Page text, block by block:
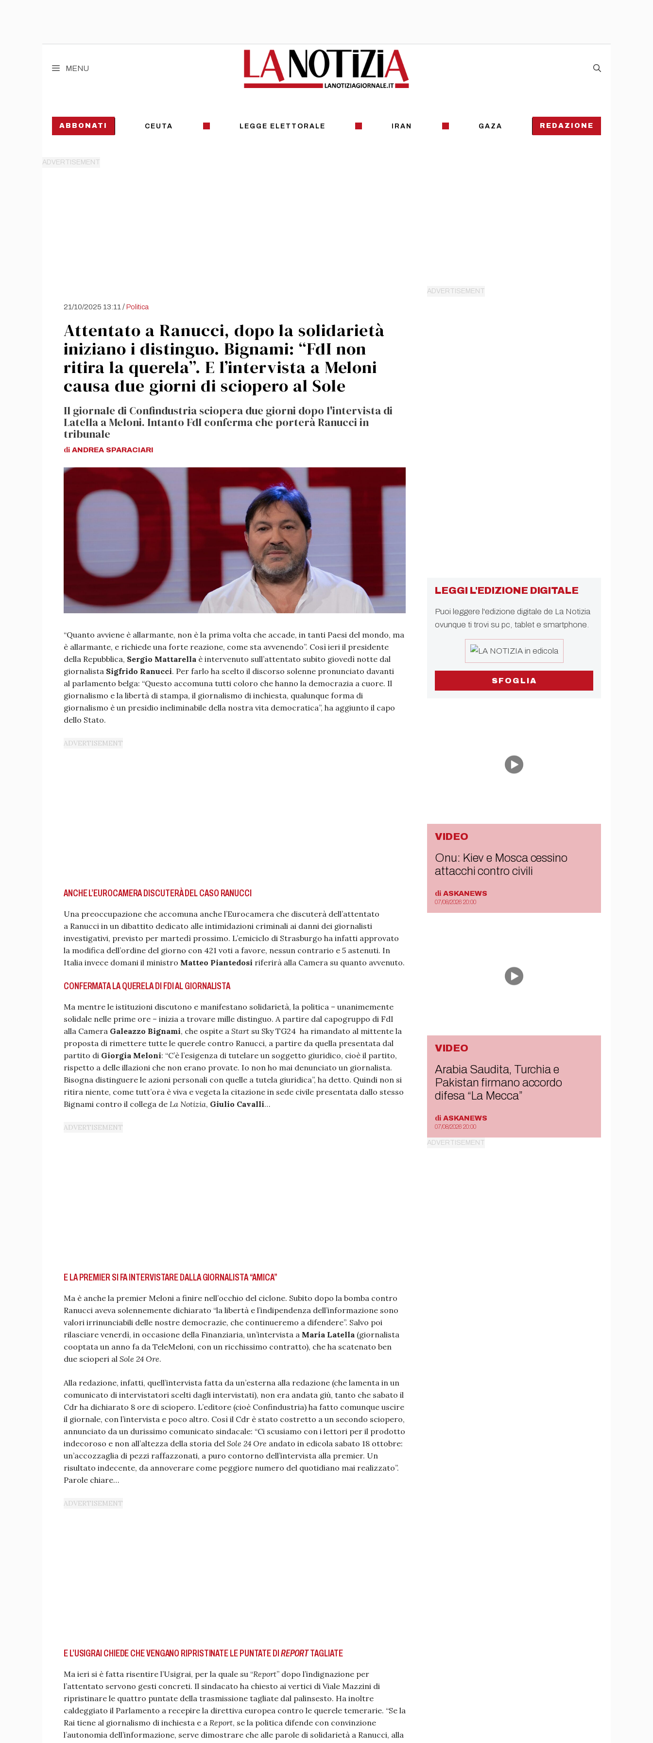
MENU
ABBONATI CEUTA LEGGE ELETTORALE IRAN GAZA REDAZIONE
21/10/2025 13:11 /Politica
Attentato a Ranucci, dopo la solidarietà
iniziano i distinguo. Bignami: “FdI non
ritira la querela”. E l’intervista a Meloni
causa due giorni di sciopero al Sole
Il giornale di Confindustria sciopera due giorni dopo l'intervista di
Latella a Meloni. Intanto FdI conferma che porterà Ranucci in
tribunale
di ANDREA SPARACIARI
“Quanto avviene è allarmante, non è la prima volta che accade, in tanti Paesi del mondo, ma
è allarmante, e richiede una forte reazione, come sta avvenendo”. Così ieri il presidente
della Repubblica, Sergio Mattarella è intervenuto sull’attentato subito giovedì notte dal
giornalista Sigfrido Ranucci. Per farlo ha scelto il discorso solenne pronunciato davanti
al parlamento belga: “Questo accomuna tutti coloro che hanno la democrazia a cuore. Il
giornalismo e la libertà di stampa, il giornalismo di inchiesta, qualunque forma di
giornalismo è un presidio ineliminabile della nostra vita democratica”, ha aggiunto il capo
dello Stato.
ANCHE L’EUROCAMERA DISCUTERÀ DEL CASO RANUCCI
Una preoccupazione che accomuna anche l’Eurocamera che discuterà dell’attentato
a Ranucci in un dibattito dedicato alle intimidazioni criminali ai danni dei giornalisti
investigativi, previsto per martedì prossimo. L’emiciclo di Strasburgo ha infatti approvato
la modifica dell’ordine del giorno con 421 voti a favore, nessun contrario e 5 astenuti. In
Italia invece domani il ministro Matteo Piantedosi riferirà alla Camera su quanto avvenuto.
CONFERMATA LA QUERELA DI FDI AL GIORNALISTA
Ma mentre le istituzioni discutono e manifestano solidarietà, la politica – unanimemente
solidale nelle prime ore – inizia a trovare mille distinguo. A partire dal capogruppo di FdI
alla Camera Galeazzo Bignami, che ospite a Start su Sky TG24 ha rimandato al mittente la
proposta di rimettere tutte le querele contro Ranucci, a partire da quella presentata dal
partito di Giorgia Meloni: “C’è l’esigenza di tutelare un soggetto giuridico, cioè il partito,
rispetto a delle illazioni che non erano provate. Io non ho mai denunciato un giornalista.
Bisogna distinguere le azioni personali con quelle a tutela giuridica”, ha detto. Quindi non si
ritira niente, come tutt’ora è viva e vegeta la citazione in sede civile presentata dallo stesso
Bignami contro il collega de La Notizia, Giulio Cavalli…
E LA PREMIER SI FA INTERVISTARE DALLA GIORNALISTA “AMICA”
Ma è anche la premier Meloni a finire nell’occhio del ciclone. Subito dopo la bomba contro
Ranucci aveva solennemente dichiarato “la libertà e l’indipendenza dell’informazione sono
valori irrinunciabili delle nostre democrazie, che continueremo a difendere”. Salvo poi
rilasciare venerdì, in occasione della Finanziaria, un’intervista a Maria Latella (giornalista
cooptata un anno fa da TeleMeloni, con un ricchissimo contratto), che ha scatenato ben
due scioperi al Sole 24 Ore.
Alla redazione, infatti, quell’intervista fatta da un’esterna alla redazione (che lamenta in un
comunicato di intervistatori scelti dagli intervistati), non era andata giù, tanto che sabato il
Cdr ha dichiarato 8 ore di sciopero. L’editore (cioè Confindustria) ha fatto comunque uscire
il giornale, con l’intervista e poco altro. Così il Cdr è stato costretto a un secondo sciopero,
annunciato da un durissimo comunicato sindacale: “Ci scusiamo con i lettori per il prodotto
indecoroso e non all’altezza della storia del Sole 24 Ore andato in edicola sabato 18 ottobre:
un’accozzaglia di pezzi raffazzonati, a puro contorno dell’intervista alla premier. Un
risultato indecente, da annoverare come peggiore numero del quotidiano mai realizzato”.
Parole chiare…
E L’USIGRAI CHIEDE CHE VENGANO RIPRISTINATE LE PUNTATE DIREPORTTAGLIATE
Ma ieri si è fatta risentire l’Usigrai, per la quale su “Report” dopo l’indignazione per
l’attentato servono gesti concreti. Il sindacato ha chiesto ai vertici di Viale Mazzini di
ripristinare le quattro puntate della trasmissione tagliate dal palinsesto. Ha inoltre
caldeggiato il Parlamento a recepire la direttiva europea contro le querele temerarie. “Se la
Rai tiene al giornalismo di inchiesta e a Report, se la politica difende con convinzione
l’autonomia dell’informazione, serve dimostrare che alle parole di solidarietà a Ranucci, alla
LEGGI L'EDIZIONE DIGITALE
Puoi leggere l'edizione digitale de La Notizia
ovunque ti trovi su pc, tablet e smartphone.
SFOGLIA
VIDEO
Onu: Kiev e Mosca cessino
attacchi contro civili
di ASKANEWS
07/08/2026 20:00
VIDEO
Arabia Saudita, Turchia e
Pakistan firmano accordo
difesa “La Mecca”
di ASKANEWS
07/08/2026 20:00